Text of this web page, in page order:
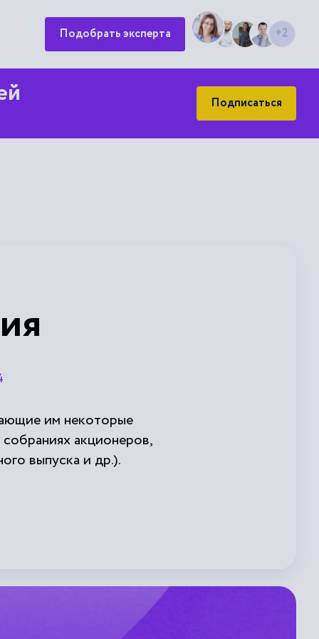
Подобрать эксперта +2
Подписаться
им некоторые
акционеров,
выпуска и др.).